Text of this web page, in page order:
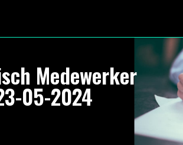
Medewerker
05-2024